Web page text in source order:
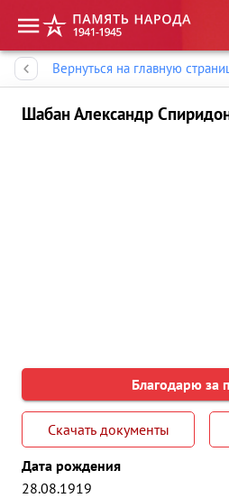
Вернуться на главную
Шабан Александр
Благодарю за
Скачать документы
Дата рождения
28.08.1919
Память народа